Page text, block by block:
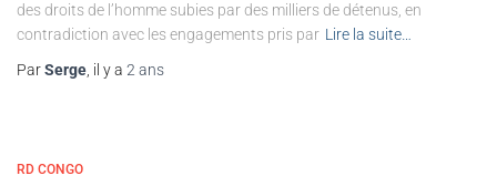
des droits de l’homme subies par des milliers de détenus, en
contradiction avec les engagements pris par Lire la suite…
ParSerge, il y a 2 ans
RD CONGO